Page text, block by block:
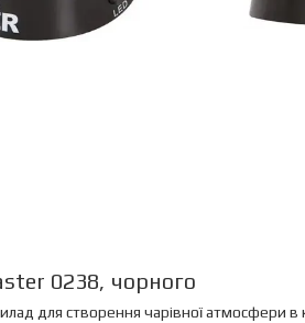
0238, чорного
для створення чарівної атмосфери в